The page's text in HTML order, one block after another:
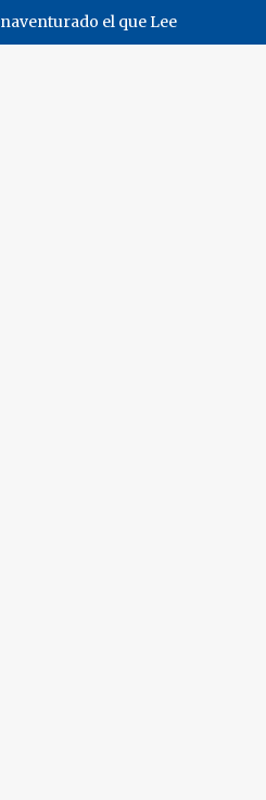
el que Lee